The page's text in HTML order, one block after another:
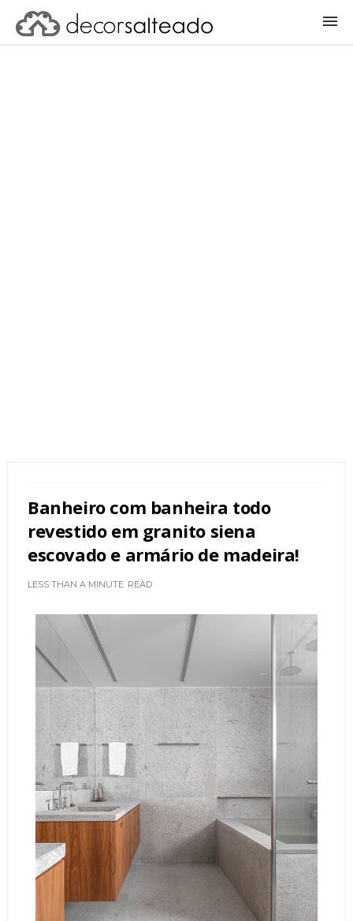
Banheiro com banheira todo
revestido em granito siena
escovado e armário de madeira!
LESS THAN A MINUTE READ